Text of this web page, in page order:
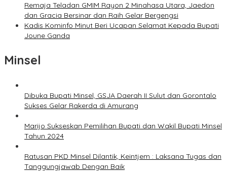
Remaja Teladan GMIM Rayon 2 Minahasa Utara, Jaedon
dan Gracia Bersinar dan Raih Gelar Bergengsi
Kadis Kominfo Minut Beri Ucapan Selamat Kepada Bupati
Joune Ganda
Minsel
Dibuka Bupati Minsel, GSJA Daerah II Sulut dan Gorontalo
Sukses Gelar Rakerda di Amurang
Marijo Sukseskan Pemilihan Bupati dan Wakil Bupati Minsel
Tahun 2024
Ratusan PKD Minsel Dilantik, Keintjem : Laksana Tugas dan
Tanggungjawab Dengan Baik